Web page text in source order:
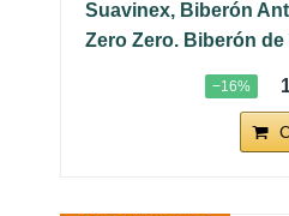
Suavinex, Biberón
Zero Zero. Biberón de
−16%